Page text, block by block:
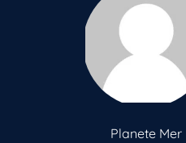
Planete Mer